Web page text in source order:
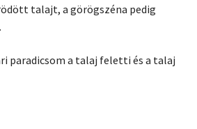
talajt, a görögszéna pedig
paradicsom a talaj feletti és a talaj